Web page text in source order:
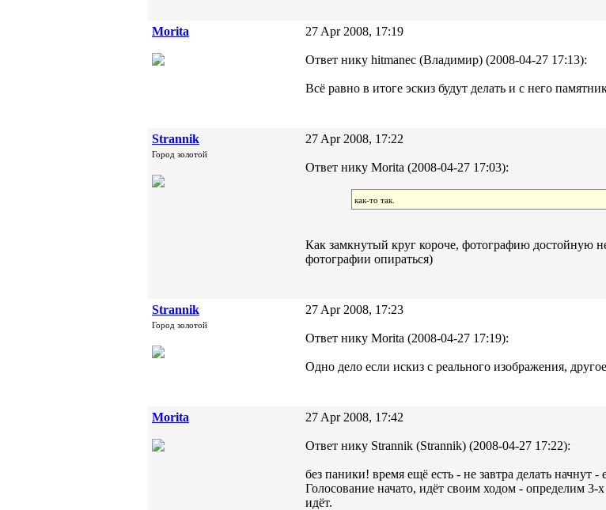
Morita 27 Apr 2008, 17:19
Ответ нику hitmanec (Владимир) (2008-04-27 17:13):
Всё равно в итоге эскиз будут делать и с него
Strannik
Город золотой
27 Apr 2008, 17:22
Ответ нику Morita (2008-04-27 17:03):
как-то так.
Как замкнутый круг короче, фотографию достойную
фотографии опираться)
Strannik
Город золотой
27 Apr 2008, 17:23
Ответ нику Morita (2008-04-27 17:19):
Одно дело если искиз с реального изображения,
Morita 27 Apr 2008, 17:42
Ответ нику Strannik (Strannik) (2008-04-27 17:22):
без паники! время ещё есть - не завтра делать
Голосование начато, идёт своим ходом - определим 3-
идёт.